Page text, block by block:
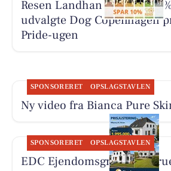
Resen Landhandel giver
udvalgte Dog Copenhagen
Pride-ugen
SPONSORERET OPSLAGSTAVLEN
Ny video fra Bianca Pure
SPONSORERET OPSLAGSTAVLEN
EDC Ejen­doms­grup­pen